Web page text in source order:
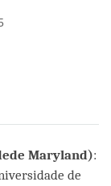
Maryland):
de